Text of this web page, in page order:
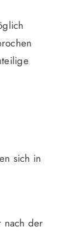
sich in
nach der